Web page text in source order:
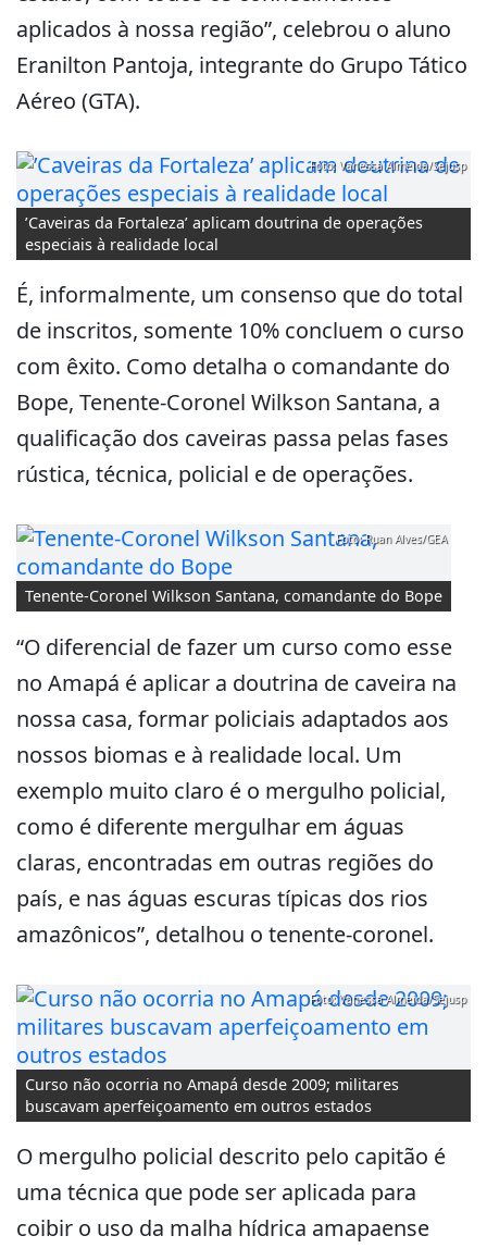
aplicados à nossa região”, celebrou o aluno
Eranilton Pantoja, integrante do Grupo Tático
Aéreo (GTA).
’Caveiras da Fortaleza’ aplicam doutrina de operações
especiais à realidade local
Foto: Vanessa Almeida/Sejusp
É, informalmente, um consenso que do total
de inscritos, somente 10% concluem o curso
com êxito. Como detalha o comandante do
Bope, Tenente-Coronel Wilkson Santana, a
qualificação dos caveiras passa pelas fases
rústica, técnica, policial e de operações.
Tenente-Coronel Wilkson Santana, comandante do Bope
Foto: Ruan Alves/GEA
“O diferencial de fazer um curso como esse
no Amapá é aplicar a doutrina de caveira na
nossa casa, formar policiais adaptados aos
nossos biomas e à realidade local. Um
exemplo muito claro é o mergulho policial,
como é diferente mergulhar em águas
claras, encontradas em outras regiões do
país, e nas águas escuras típicas dos rios
amazônicos”, detalhou o tenente-coronel.
Curso não ocorria no Amapá desde 2009; militares
buscavam aperfeiçoamento em outros estados
Foto: Vanessa Almeida/Sejusp
O mergulho policial descrito pelo capitão é
uma técnica que pode ser aplicada para
coibir o uso da malha hídrica amapaense